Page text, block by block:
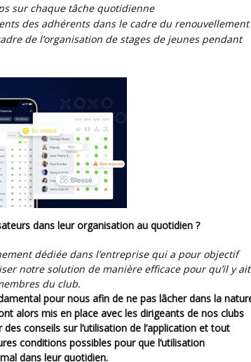
sur chaque tâche quotidienne
des adhérents dans le cadre du renouvellement
de l’organisation de stages de jeunes pendant
dans leur organisation au quotidien ?
notre solution de manière efficace pour qu’il y ait
du club.
alors mis en place avec les dirigeants de nos clubs
conseils sur l’utilisation de l’application et tout
conditions possibles pour que l’utilisation
dans leur quotidien.